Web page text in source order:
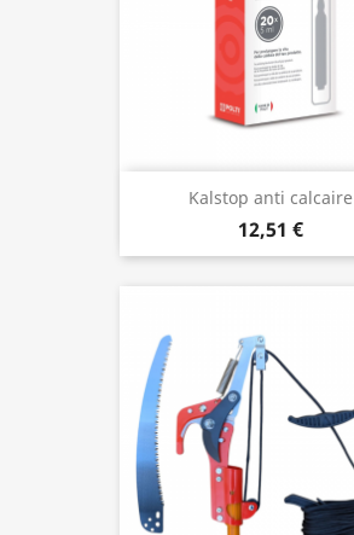
Kalstop anti calcaire
12,51 €